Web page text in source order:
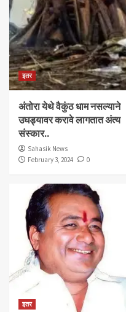
इतर
अंतोरा येथे वैकुंठ धाम नसल्याने
उघड्यावर करावे लागतात अंत्य
संस्कार..
Sahasik News
February 3, 2024
0
इतर